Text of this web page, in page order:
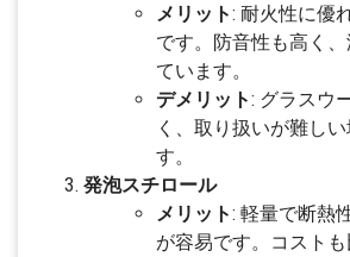
メリット: 耐火性に優
です。防音性も高く
ています。
デメリット: グラスウ
く、取り扱いが難し
す。
発泡スチロール
メリット: 軽量で断熱
が容易です。コスト